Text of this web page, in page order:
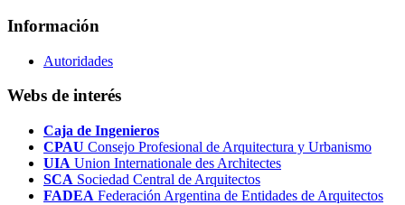
Información
Autoridades
Webs de interés
Caja de Ingenieros
CPAU Consejo Profesional de Arquitectura y Urbanismo
UIA Union Internationale des Architectes
SCA Sociedad Central de Arquitectos
FADEA Federación Argentina de Entidades de Arquitectos